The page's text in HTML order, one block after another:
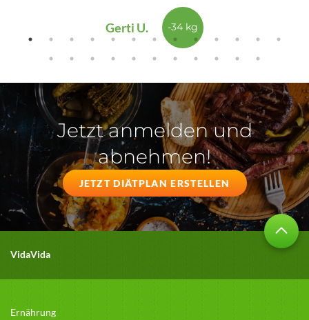
Gerti U. -34 kg
Jetzt anmelden und
abnehmen!
JETZT DIÄTPLAN ERSTELLEN
VidaVida
Ernährung